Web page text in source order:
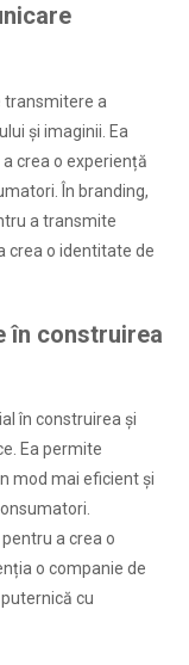
transmitere a
și imaginii. Ea
crea o experiență
În branding,
a transmite
crea o identitate de
în construirea
în construirea și
Ea permite
mod mai eficient și
a crea o
o companie de
cu